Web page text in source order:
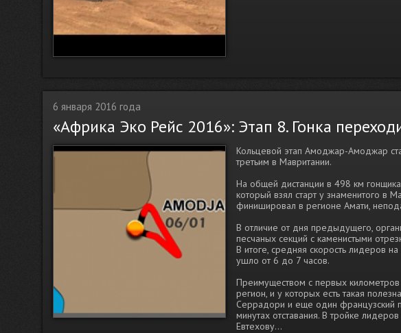
6 января 2016 года
«Африка Эко Рейс 2016»: Этап 8. Гонка
Кольцевой этап Амоджар-Амоджар
третьим в Мавритании.
На общей дистанции в 498 км
который взял старт у знаменитого в
финишировал в регионе Амати,
В отличие от дня предыдущего,
песчаных секций с каменистыми
В итоге, средняя скорость лидеров
ушло от 6 до 7 часов.
Преимуществом с первых
регион, и у которых есть такая
Серрадори и еще один французский
минутах отставания. В тройке
Евтехову...